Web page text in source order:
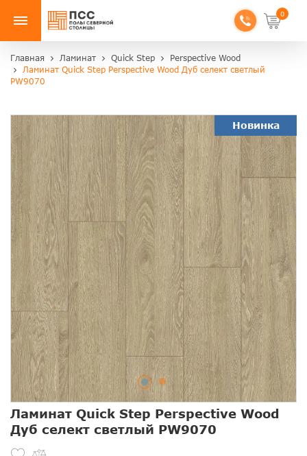
0
Главная Ламинат Quick Step
Perspective Wood
Ламинат Quick Step Perspective Wood Дуб селект светлый
PW9070
Новинка
Ламинат Quick Step Perspective Wood
Дуб селект светлый PW9070